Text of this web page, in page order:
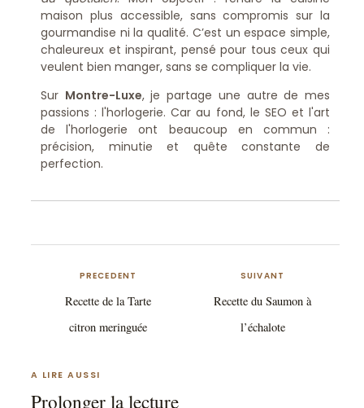
maison plus accessible, sans compromis sur la
gourmandise ni la qualité. C’est un espace simple,
chaleureux et inspirant, pensé pour tous ceux qui
veulent bien manger, sans se compliquer la vie.
Sur Montre-Luxe, je partage une autre de mes
passions : l'horlogerie. Car au fond, le SEO et l'art
de l'horlogerie ont beaucoup en commun :
précision, minutie et quête constante de
perfection.
PRECEDENT
Recette de la Tarte
citron meringuée
SUIVANT
Recette du Saumon à
l’échalote
A LIRE AUSSI
Prolonger la lecture